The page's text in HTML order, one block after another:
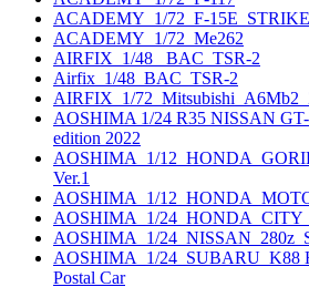
ACADEMY_1/72_F-
ACADEMY_1/72_Me262
AIRFIX_1/48_ BAC_TSR-2
Airfix_1/48_BAC_TSR-2
AIRFIX_1/
AOSHIMA 1/24 R35 NISSAN
edition 2022
AOSHIMA_1/
Ver.1
AOSHIMA_1/
AOSHIMA_1/
AOSHIMA_1/
AOSHIMA_1/24_SUBARU_K88
Postal Car